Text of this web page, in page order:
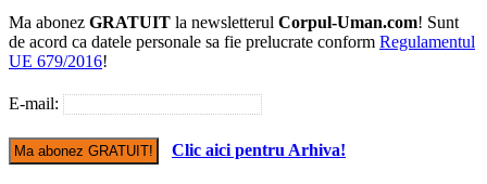
Ma abonez GRATUIT la newsletterul Corpul-Uman.com! Sunt
de acord ca datele personale sa fie prelucrate conform Regulamentul
UE 679/2016!
E-mail:
Clic aici pentru Arhiva!